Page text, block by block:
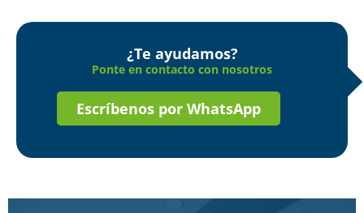
¿Te ayudamos?
Ponte en contacto con nosotros
Escríbenos por WhatsApp